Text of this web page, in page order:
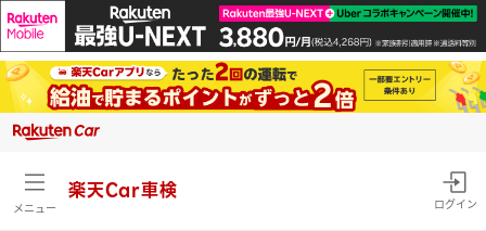
メニュー
楽天Car車検
ログイン